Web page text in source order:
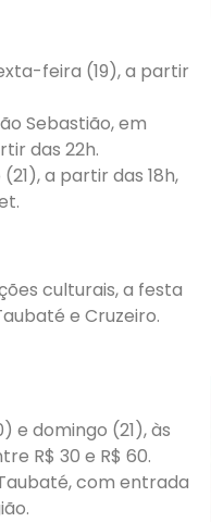
feira (19), a partir
Sebastião, em
das 22h.
a partir das 18h,
culturais, a festa
e Cruzeiro.
e domingo (21), às
R$ 30 e R$ 60.
com entrada